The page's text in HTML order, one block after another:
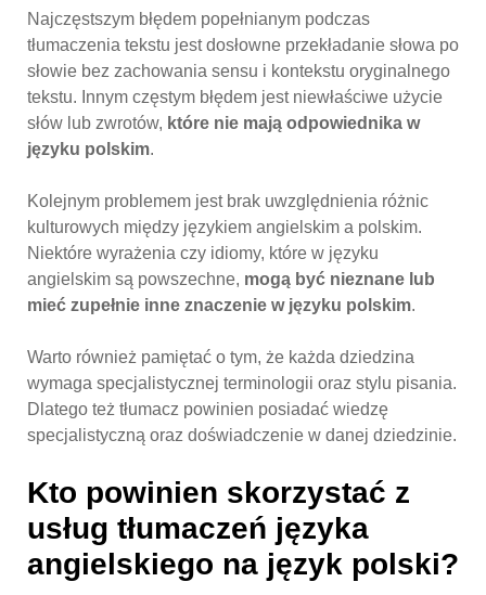
Najczęstszym błędem popełnianym podczas
tłumaczenia tekstu jest dosłowne przekładanie słowa po
słowie bez zachowania sensu i kontekstu oryginalnego
tekstu. Innym częstym błędem jest niewłaściwe użycie
słów lub zwrotów, które nie mają odpowiednika w
języku polskim.
Kolejnym problemem jest brak uwzględnienia różnic
kulturowych między językiem angielskim a polskim.
Niektóre wyrażenia czy idiomy, które w języku
angielskim są powszechne, mogą być nieznane lub
mieć zupełnie inne znaczenie w języku polskim.
Warto również pamiętać o tym, że każda dziedzina
wymaga specjalistycznej terminologii oraz stylu pisania.
Dlatego też tłumacz powinien posiadać wiedzę
specjalistyczną oraz doświadczenie w danej dziedzinie.
Kto powinien skorzystać z
usług tłumaczeń języka
angielskiego na język polski?